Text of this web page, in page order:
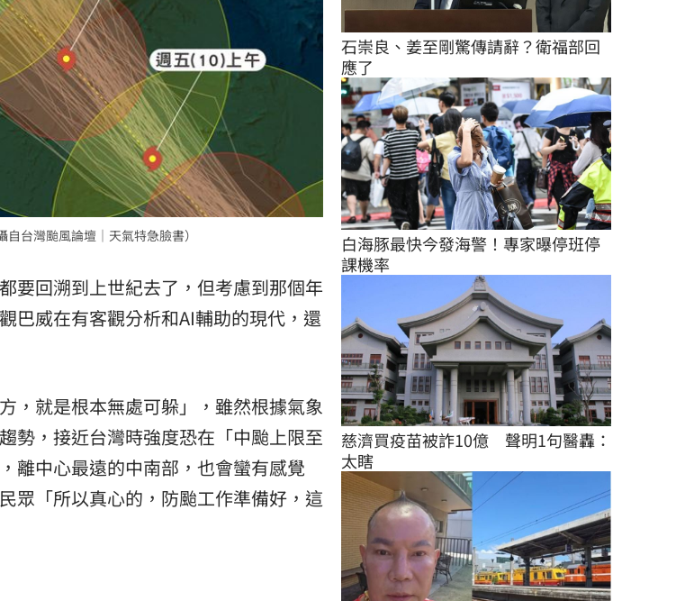
台灣颱風論壇｜天氣特急臉書）
要回溯到上世紀去了，但考慮到那個年
巴威在有客觀分析和AI輔助的現代，還
，就是根本無處可躲」，雖然根據氣象
勢，接近台灣時強度恐在「中颱上限至
離中心最遠的中南部，也會蠻有感覺
眾「所以真心的，防颱工作準備好，這
石崇良、姜至剛驚傳請辭？衛福部回
應了
白海豚最快今發海警！專家曝停班停
課機率
慈濟買疫苗被詐10億　聲明1句醫轟：
太瞎